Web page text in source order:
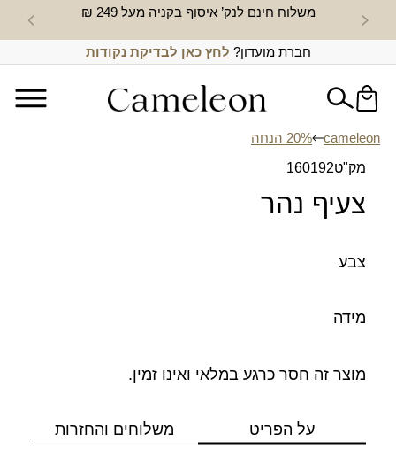
משלוח חינם לנק’ איסוף בקניה מעל 249 ₪ חדש
חברת מועדון? לחץ כאן לבדיקת נקודות
cameleon
20% הנחה
מק"ט160192
צעיף נהר
צבע
מידה
מוצר זה חסר כרגע במלאי ואינו זמין.
על הפריט משלוחים והחזרות